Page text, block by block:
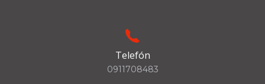
Telefón
0911708483